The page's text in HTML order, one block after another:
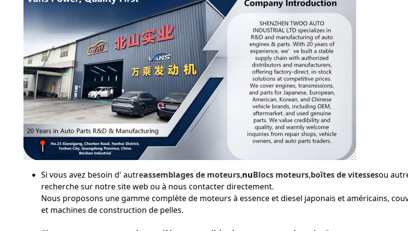
Si vous avez besoin d' autreassemblages de moteurs,nuBlocs moteurs,boîtes de vitessesou
recherche sur notre site web ou à nous contacter directement.
Nous proposons une gamme complète de moteurs à essence et diesel japonais et américains,
et machines de construction de pelles.